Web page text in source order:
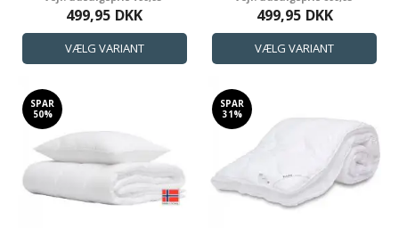
499,95 DKK 499,95 DKK
SPAR
50%
SPAR
31%